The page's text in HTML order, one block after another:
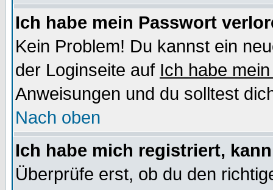
Ich habe mein Passwort
Kein Problem! Du kannst ein
der Loginseite auf Ich habe
Anweisungen und du solltest
Nach oben
Ich habe mich registriert,
Überprüfe erst, ob du den